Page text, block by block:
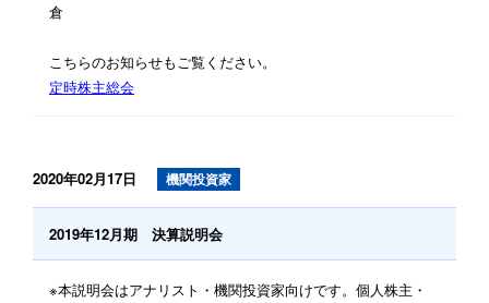
倉
こちらのお知らせもご覧ください。
定時株主総会
2020年02月17日 機関投資家
2019年12月期 決算説明会
※本説明会はアナリスト・機関投資家向けです。個人株主・